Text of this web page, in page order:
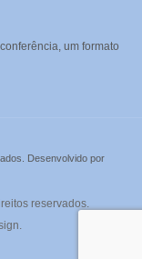
um formato
Desenvolvido por
reservados.
.